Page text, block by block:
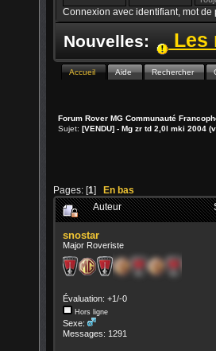
Connexion avec identifiant, mot de
Nouvelles: Les
Accueil Aide Rechercher
Forum Rover MG Communauté
Sujet:[VENDU] - Mg zr td 2,0l mki 2004
Pages: [1] En bas
Auteur
snostar
Major Roveriste
Évaluation: +1/-0
Hors ligne
Sexe:
Messages: 1291